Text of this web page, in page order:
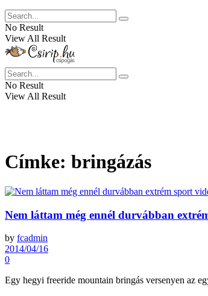
No Result
View All Result
No Result
View All Result
Címke: bringázás
Nem láttam még ennél durvábban
by fcadmin
2014/04/16
0
Egy hegyi freeride mountain bringás versenyen az